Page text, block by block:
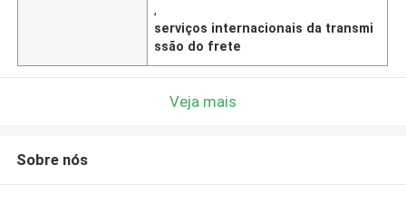
,
serviços internacionais da transmi
ssão do frete
Veja mais
Sobre nós